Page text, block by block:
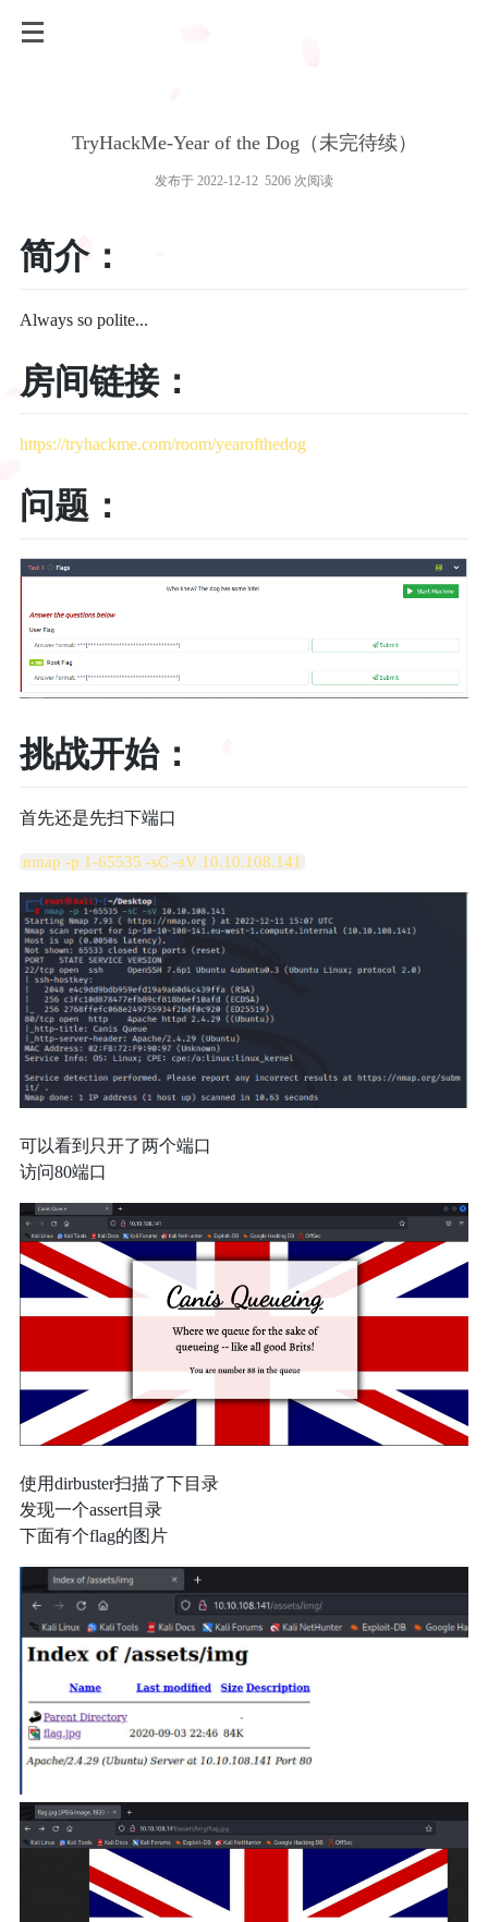
TryHackMe-Year of the Dog（未完待续）
发布于 2022-12-12 5206 次阅读
简介：
Always so polite...
房间链接：
https://tryhackme.com/room/yearofthedog
问题：
挑战开始：
首先还是先扫下端口
nmap -p 1-65535 -sC -sV 10.10.108.141
可以看到只开了两个端口
访问80端口
使用dirbuster扫描了下目录
发现一个assert目录
下面有个flag的图片